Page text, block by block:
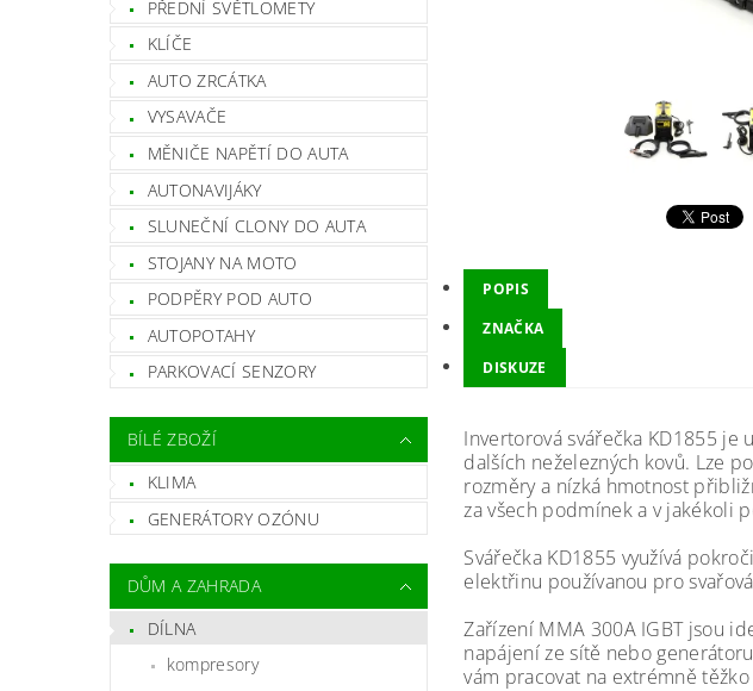
PŘEDNÍ SVĚTLOMETY
KLÍČE
AUTO ZRCÁTKA
VYSAVAČE
MĚNIČE NAPĚTÍ DO AUTA
AUTONAVIJÁKY
SLUNEČNÍ CLONY DO AUTA
STOJANY NA MOTO
PODPĚRY POD AUTO
AUTOPOTAHY
PARKOVACÍ SENZORY
BÍLÉ ZBOŽÍ
KLIMA
GENERÁTORY OZÓNU
DŮM A ZAHRADA
DÍLNA
kompresory
POPIS
ZNAČKA
DISKUZE
Invertorová svářečka KD1855 je
dalších neželezných kovů. Lze
rozměry a nízká hmotnost
za všech podmínek a v jakékoli
Svářečka KD1855 využívá
elektřinu používanou pro
Zařízení MMA 300A IGBT jsou
napájení ze sítě nebo
vám pracovat na extrémně